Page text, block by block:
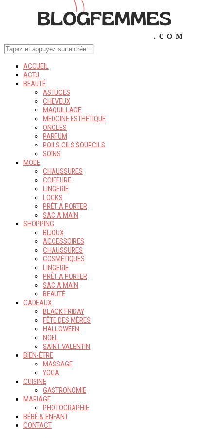
ACCUEIL
ACTU
BEAUTÉ
ASTUCES
CHEVEUX
MAQUILLAGE
MEDCINE ESTHETIQUE
ONGLES
PARFUM
POILS CILS SOURCILS
SOINS
MODE
CHAUSSURES
COIFFURE
LINGERIE
LOOKS
PRÊT A PORTER
SAC A MAIN
SHOPPING
BIJOUX
ACCESSOIRES
CHAUSSURES
COSMÉTIQUES
LINGERIE
PRÊT A PORTER
SAC A MAIN
BEAUTÉ
CADEAUX
BLACK FRIDAY
FÊTE DES MÈRES
HALLOWEEN
NOËL
SAINT VALENTIN
BIEN-ÊTRE
MASSAGE
YOGA
CUISINE
GASTRONOMIE
MARIAGE
PHOTOGRAPHIE
BÉBÉ & ENFANT
CONTACT